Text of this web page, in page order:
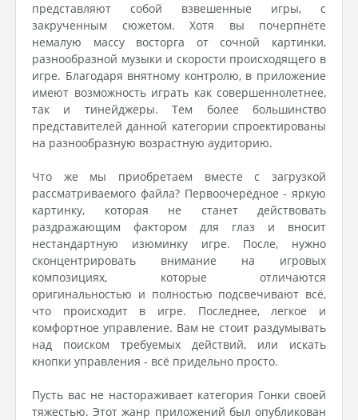
представляют собой взвешенные игры, с
закрученным сюжетом. Хотя вы почерпнёте
немалую массу восторга от сочной картинки,
разнообразной музыки и скорости происходящего в
игре. Благодаря внятному контролю, в приложение
имеют возможность играть как совершеннолетнее,
так и тинейджеры. Тем более большинство
представителей данной категории спроектированы
на разнообразную возрастную аудиторию.
Что же мы приобретаем вместе с загрузкой
рассматриваемого файла? Первоочерёдное - яркую
картинку, которая не станет действовать
раздражающим фактором для глаз и вносит
нестандартную изюминку игре. После, нужно
сконцентрировать внимание на игровых
композициях, которые отличаются
оригинальностью и полностью подсвечивают всё,
что происходит в игре. Последнее, легкое и
комфортное управление. Вам не стоит раздумывать
над поиском требуемых действий, или искать
кнопки управления - всё придельно просто.
Пусть вас не настораживает категория Гонки своей
тяжестью. Этот жанр приложений был опубликован